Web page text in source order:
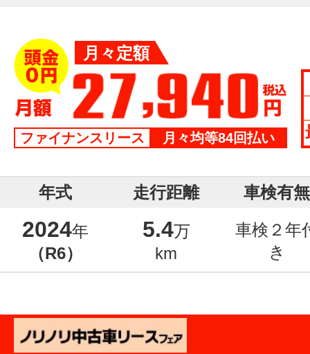
月々定額
ファイナンスリース 月々均等84回払い
年式 走行距離 車検有無
2024年
（R6）
5.4万
km
車検２年
き